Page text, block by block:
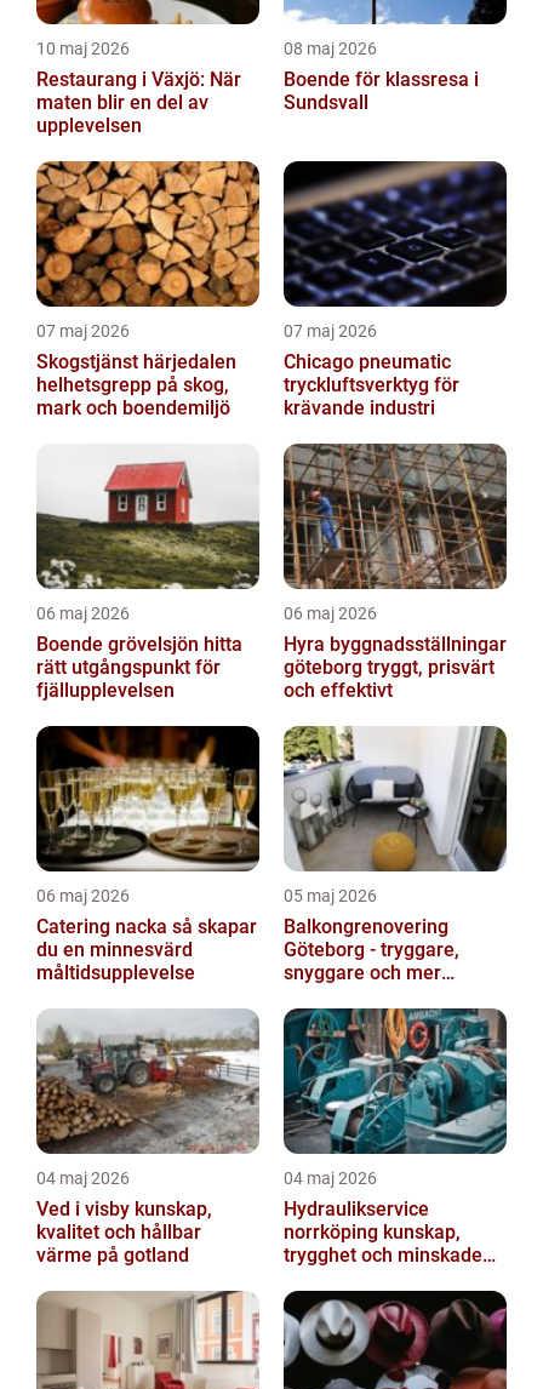
10 maj 2026
Restaurang i Växjö: När
maten blir en del av
upplevelsen
08 maj 2026
Boende för klassresa i
Sundsvall
07 maj 2026
Skogstjänst härjedalen
helhetsgrepp på skog,
mark och boendemiljö
07 maj 2026
Chicago pneumatic
tryckluftsverktyg för
krävande industri
06 maj 2026
Boende grövelsjön hitta
rätt utgångspunkt för
fjällupplevelsen
06 maj 2026
Hyra byggnadsställningar
göteborg tryggt, prisvärt
och effektivt
06 maj 2026
Catering nacka så skapar
du en minnesvärd
måltidsupplevelse
05 maj 2026
Balkongrenovering
Göteborg - tryggare,
snyggare och mer
04 maj 2026
Ved i visby kunskap,
kvalitet och hållbar
värme på gotland
04 maj 2026
Hydraulikservice
norrköping kunskap,
trygghet och minskade